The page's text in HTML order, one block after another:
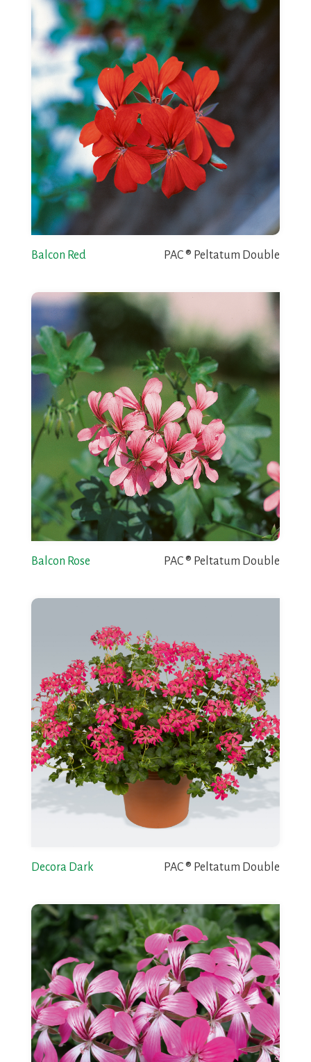
Balcon Red PAC ® Peltatum Double
Balcon Rose PAC ® Peltatum Double
Decora Dark PAC ® Peltatum Double